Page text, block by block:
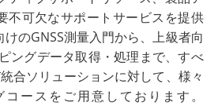
不可欠なサポートサービスを提供
のGNSS測量入門から、上級者向
ングデータ取得・処理まで、すべ
合ソリューションに対して、様々
ースをご用意しております。